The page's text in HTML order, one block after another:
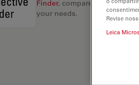
Finder, compare
your needs.
Revise
Leica